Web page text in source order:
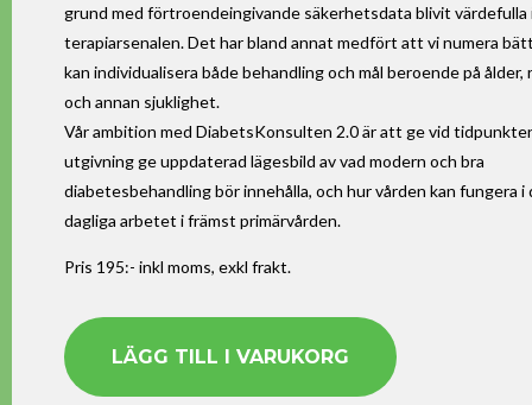
grund med förtroendeingivande säkerhetsdata blivit värdefulla
terapiarsenalen. Det har bland annat medfört att vi numera
kan individualisera både behandling och mål beroende på ålder,
och annan sjuklighet.
Vår ambition med DiabetsKonsulten 2.0 är att ge vid
utgivning ge uppdaterad lägesbild av vad modern och bra
diabetesbehandling bör innehålla, och hur vården kan fungera i
dagliga arbetet i främst primärvården.
Pris 195:- inkl moms, exkl frakt.
LÄGG TILL I VARUKORG